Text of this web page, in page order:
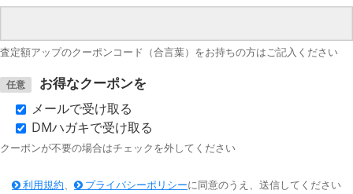
査定額アップのクーポンコード（合言葉）をお持ちの方はご記入ください
任意 お得なクーポンを
メールで受け取る
DMハガキで受け取る
クーポンが不要の場合はチェックを外してください
利用規約、 プライバシーポリシーに同意のうえ、送信してください